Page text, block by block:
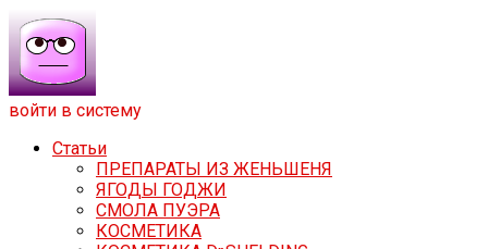
войти в систему
Статьи
ПРЕПАРАТЫ ИЗ ЖЕНЬШЕНЯ
ЯГОДЫ ГОДЖИ
СМОЛА ПУЭРА
КОСМЕТИКА